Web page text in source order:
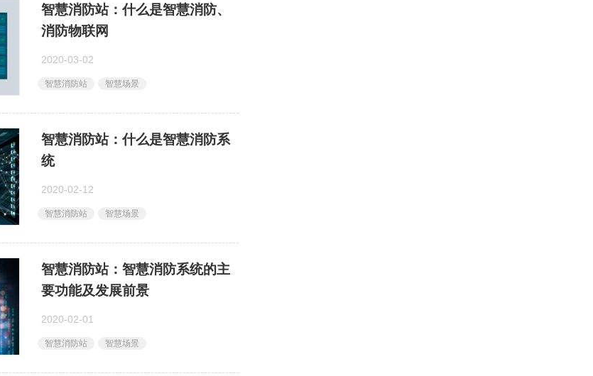
智慧消防站：什么是智慧消防、
消防物联网
2020-03-02
智慧消防站 智慧场景
​智慧消防站：什么是智慧消防系
统
2020-02-12
智慧消防站 智慧场景
智慧消防站：智慧消防系统的主
要功能及发展前景
2020-02-01
智慧消防站 智慧场景